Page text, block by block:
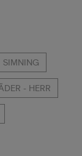
SIMNING
- HERR